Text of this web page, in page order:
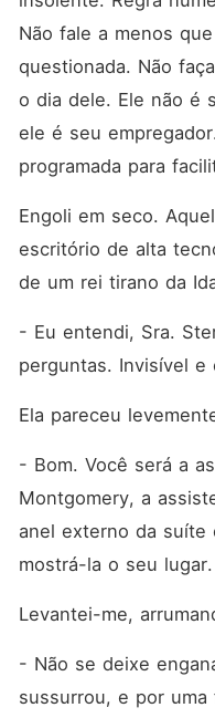
Não fale a menos
questionada. Não
o dia dele. Ele não é
ele é seu
programada para
Engoli em seco.
escritório de alta
de um rei tirano da
- Eu entendi, Sra.
perguntas. Invisível e
Ela pareceu
- Bom. Você será a
Montgomery, a
anel externo da suíte
mostrá-la o seu
Levantei-me,
- Não se deixe
sussurrou, e por